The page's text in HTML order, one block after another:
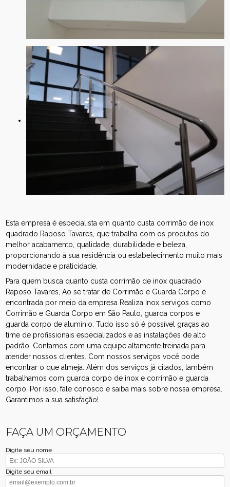
Esta empresa é especialista em quanto custa corrimão de inox
quadrado Raposo Tavares, que trabalha com os produtos do
melhor acabamento, qualidade, durabilidade e beleza,
proporcionando à sua residência ou estabelecimento muito mais
modernidade e praticidade.
Para quem busca quanto custa corrimão de inox quadrado
Raposo Tavares, Ao se tratar de Corrimão e Guarda Corpo é
encontrada por meio da empresa Realiza Inox serviços como
Corrimão e Guarda Corpo em São Paulo, guarda corpos e
guarda corpo de alumínio. Tudo isso só é possível graças ao
time de profissionais especializados e as instalações de alto
padrão. Contamos com uma equipe altamente treinada para
atender nossos clientes. Com nossos serviços você pode
encontrar o que almeja. Além dos serviços já citados, também
trabalhamos com guarda corpo de inox e corrimão e guarda
corpo. Por isso, fale conosco e saiba mais sobre nossa empresa.
Garantimos a sua satisfação!
FAÇA UM ORÇAMENTO
Digite seu nome
Digite seu email